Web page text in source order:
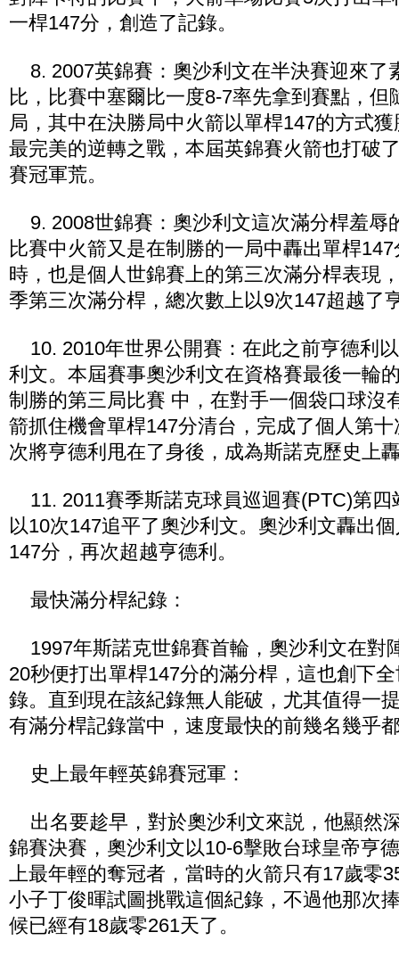
一桿147分，創造了記錄。
8. 2007英錦賽：奧沙利文在半決賽迎來了
比，比賽中塞爾比一度8-7率先拿到賽點，但
局，其中在決勝局中火箭以單桿147的方式
最完美的逆轉之戰，本屆英錦賽火箭也打破
賽冠軍荒。
9. 2008世錦賽：奧沙利文這次滿分桿羞辱
比賽中火箭又是在制勝的一局中轟出單桿
時，也是個人世錦賽上的第三次滿分桿表現
季第三次滿分桿，總次數上以9次147超越了
10. 2010年世界公開賽：在此之前亨德利
利文。本屆賽事奧沙利文在資格賽最後一輪
制勝的第三局比賽 中，在對手一個袋口球沒
箭抓住機會單桿147分清台，完成了個人第
次將亨德利甩在了身後，成為斯諾克歷史上
11. 2011賽季斯諾克球員巡迴賽(PTC)第四
以10次147追平了奧沙利文。奧沙利文轟出
147分，再次超越亨德利。
最快滿分桿紀錄：
1997年斯諾克世錦賽首輪，奧沙利文在對
20秒便打出單桿147分的滿分桿，這也創下
錄。直到現在該紀錄無人能破，尤其值得一
有滿分桿記錄當中，速度最快的前幾名幾乎
史上最年輕英錦賽冠軍：
出名要趁早，對於奧沙利文來説，他顯然
錦賽決賽，奧沙利文以10-6擊敗台球皇帝亨
上最年輕的奪冠者，當時的火箭只有17歲零
小子丁俊暉試圖挑戰這個紀錄，不過他那次
候已經有18歲零261天了。